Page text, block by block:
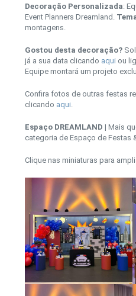
Decoração Personalizada:
Event Planners Dreamland.
montagens.
Gostou desta decoração?
já a sua data clicando aqui ou
Equipe montará um projeto
Confira fotos de outras festas
clicando aqui
Espaço DREAMLAND | Mais
categoria de Espaço de Festas
Clique nas miniaturas para